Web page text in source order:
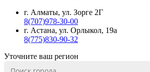
г. Алматы, ул. Зорге 2Г
8(707)978-30-00
г. Астана, ул. Орлыкол, 19а
8(775)830-90-32
Уточните ваш регион